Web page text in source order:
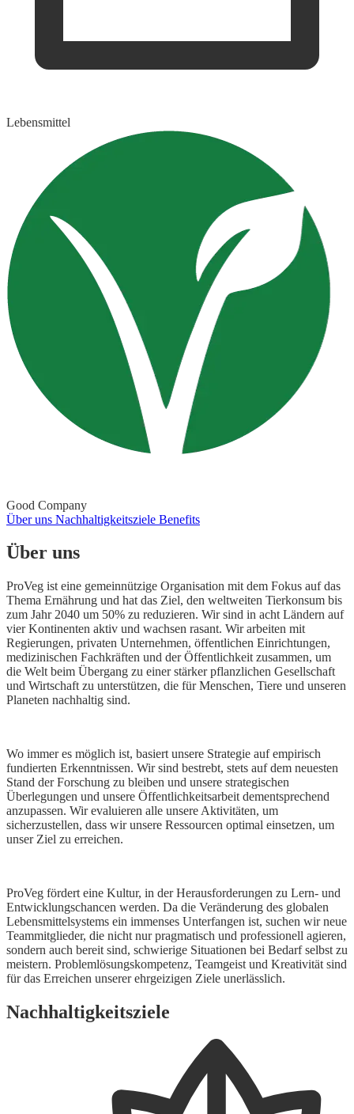
Lebensmittel
Good Company
Über uns Nachhaltigkeitsziele Benefits
Über uns
ProVeg ist eine gemeinnützige Organisation mit dem Fokus auf das
Thema Ernährung und hat das Ziel, den weltweiten Tierkonsum bis
zum Jahr 2040 um 50% zu reduzieren. Wir sind in acht Ländern auf
vier Kontinenten aktiv und wachsen rasant. Wir arbeiten mit
Regierungen, privaten Unternehmen, öffentlichen Einrichtungen,
medizinischen Fachkräften und der Öffentlichkeit zusammen, um
die Welt beim Übergang zu einer stärker pflanzlichen Gesellschaft
und Wirtschaft zu unterstützen, die für Menschen, Tiere und unseren
Planeten nachhaltig sind.
Wo immer es möglich ist, basiert unsere Strategie auf empirisch
fundierten Erkenntnissen. Wir sind bestrebt, stets auf dem neuesten
Stand der Forschung zu bleiben und unsere strategischen
Überlegungen und unsere Öffentlichkeitsarbeit dementsprechend
anzupassen. Wir evaluieren alle unsere Aktivitäten, um
sicherzustellen, dass wir unsere Ressourcen optimal einsetzen, um
unser Ziel zu erreichen.
ProVeg fördert eine Kultur, in der Herausforderungen zu Lern- und
Entwicklungschancen werden. Da die Veränderung des globalen
Lebensmittelsystems ein immenses Unterfangen ist, suchen wir neue
Teammitglieder, die nicht nur pragmatisch und professionell agieren,
sondern auch bereit sind, schwierige Situationen bei Bedarf selbst zu
meistern. Problemlösungskompetenz, Teamgeist und Kreativität sind
für das Erreichen unserer ehrgeizigen Ziele unerlässlich.
Nachhaltigkeitsziele